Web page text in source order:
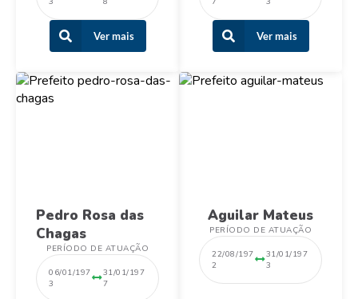
Ver mais Ver mais
Pedro Rosa das
Chagas
PERÍODO DE ATUAÇÃO
06/01/197
3
31/01/197
7
Aguilar Mateus
PERÍODO DE ATUAÇÃO
22/08/197
2
31/01/197
3